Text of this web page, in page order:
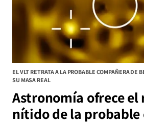
EL VLT RETRATA A LA PROBABLE COMPAÑERA DE
SU MASA REAL
Astronomía ofrece
nítido de la probable